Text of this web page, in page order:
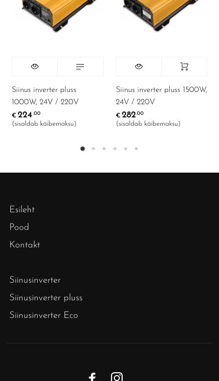
Siinus inverter pluss
1000W, 24V / 220V
€ 224.00
(sisaldab käibemaksu)
Siinus inverter pluss 1500W,
24V / 220V
€ 282.00
(sisaldab käibemaksu)
Esileht
Pood
Kontakt
Siinusinverter
Siinusinverter pluss
Siinusinverter Eco